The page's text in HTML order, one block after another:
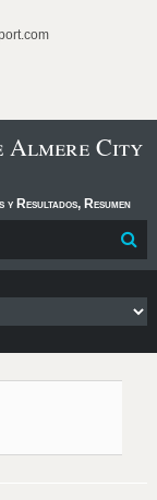
Almere City
Resultados, Resumen